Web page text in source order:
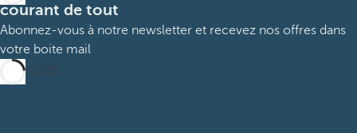
courant de tout
Abonnez-vous à notre newsletter et recevez nos offres dans
votre boite mail
M’abonner